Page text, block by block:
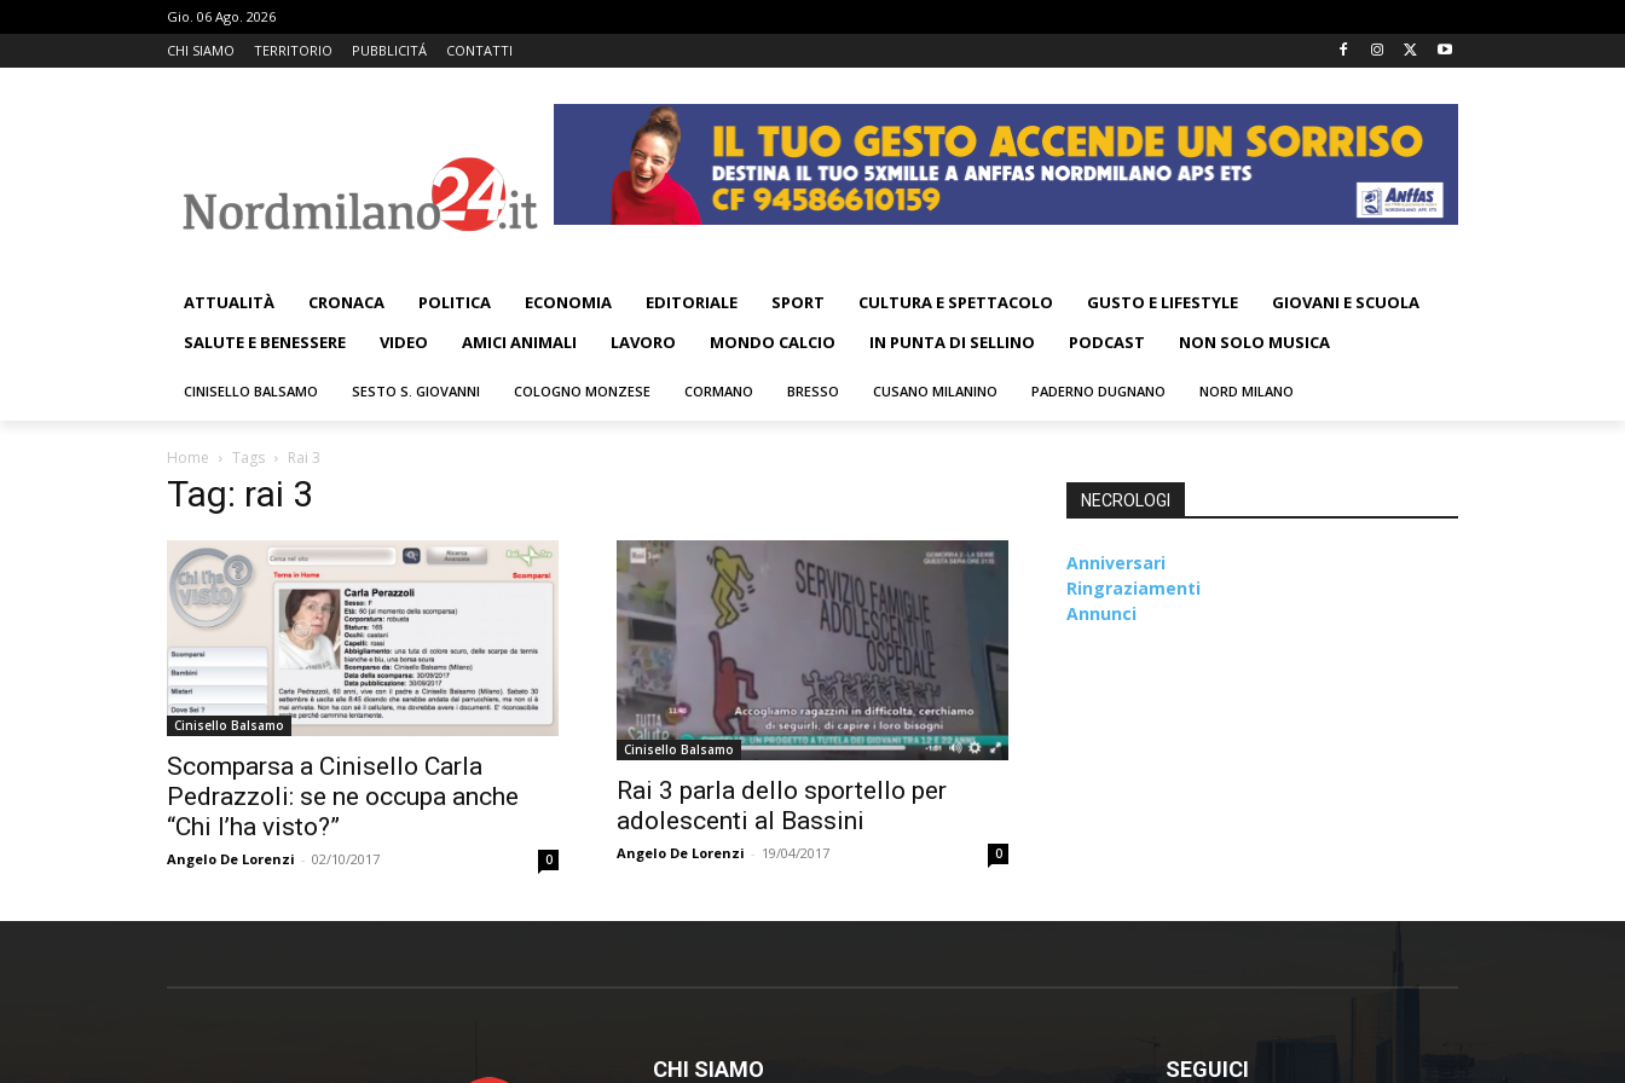
Gio. 06 Ago. 2026
CHI SIAMO
TERRITORIO PUBBLICITÁ CONTATTI
ATTUALITÀ CRONACA POLITICA ECONOMIA EDITORIALE SPORT CULTURA E SPETTACOLO GUSTO E LIFESTYLE
GIOVANI E SCUOLA
SALUTE E BENESSERE
VIDEO AMICI ANIMALI LAVORO MONDO CALCIO IN PUNTA DI SELLINO PODCAST NON SOLO MUSICA
CINISELLO BALSAMO SESTO S. GIOVANNI COLOGNO MONZESE CORMANO BRESSO CUSANO MILANINO PADERNO DUGNANO NORD MILANO
Home Tags Rai 3
Tag: rai 3
Cinisello Balsamo
Scomparsa a Cinisello Carla
Pedrazzoli: se ne occupa anche
“Chi l’ha visto?”
Angelo De Lorenzi - 02/10/2017 0
Cinisello Balsamo
Rai 3 parla dello sportello per
adolescenti al Bassini
Angelo De Lorenzi - 19/04/2017 0
NECROLOGI
Anniversari
Ringraziamenti
Annunci
CHI SIAMO SEGUICI